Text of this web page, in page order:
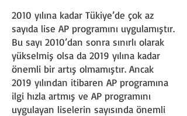
2010 yılına kadar Tükiye’de çok az
sayıda lise AP programını uygulamıştır.
Bu sayı 2010’dan sonra sınırlı olarak
yükselmiş olsa da 2019 yılına kadar
önemli bir artış olmamıştır. Ancak
2019 yılından itibaren AP programına
ilgi hızla artmış ve AP programını
uygulayan liselerin sayısında önemli